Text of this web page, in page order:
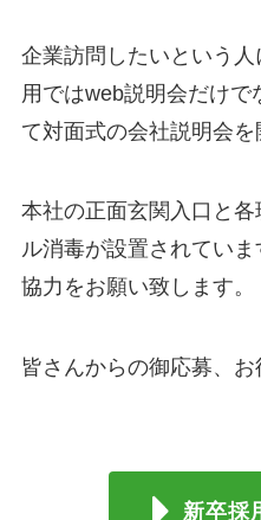
企業訪問したいという
用ではweb説明会だけで
て対面式の会社説明会を
本社の正面玄関入口と
ル消毒が設置されてい
協力をお願い致します。
皆さんからの御応募、お
新卒採